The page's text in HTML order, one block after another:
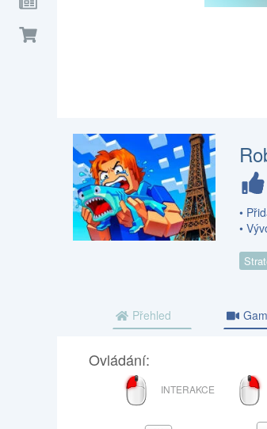
•
•
Přehled
Ovládání:
LEVÉ
TLAČÍTKO
MYŠI
INTERAKCE
PRAVÉ
MYŠI